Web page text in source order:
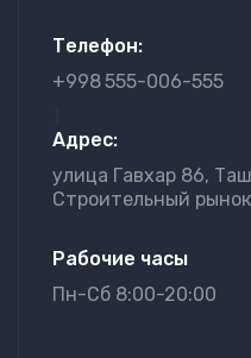
Телефон:
+998555-006-555
Адрес:
улица Гавхар 86,
Строительный
Рабочие часы
Пн-Сб 8:00-20:00